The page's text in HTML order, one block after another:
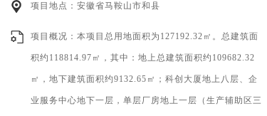
项目地点：安徽省马鞍山市和县
项目概况：本项目总用地面积为127192.32㎡。总建筑面
积约118814.97㎡，其中：地上总建筑面积约109682.32
㎡，地下建筑面积约9132.65㎡；科创大厦地上八层、企
业服务中心地下一层，单层厂房地上一层（生产辅助区三